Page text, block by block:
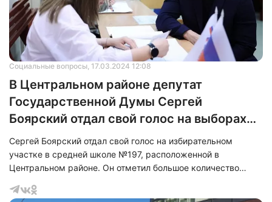
Социальные вопросы, 17.03.2024 12:08
В Центральном районе депутат
Государственной Думы Сергей
Боярский отдал свой голос на выборах
президента
Сергей Боярский отдал свой голос на избирательном
участке в средней школе №197, расположенной в
Центральном районе. Он отметил большое количество
также активность жителей Санкт-Петербурга.